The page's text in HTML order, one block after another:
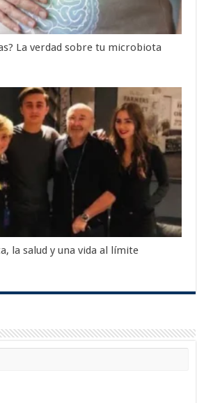
La verdad sobre tu microbiota
la salud y una vida al límite